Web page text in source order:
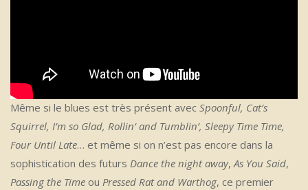
Même si le blues est très présent avec Spoonful, Cat’s
Squirrel, I’m so Glad, Rollin’ and Tumblin’, Sleepy Time Time,
Four Until Late… et même si on n’est pas encore dans la
sophistication des futurs Dance the night away,As You Said,
Passing the Time ou Pressed Rat and Warthog, ce premier